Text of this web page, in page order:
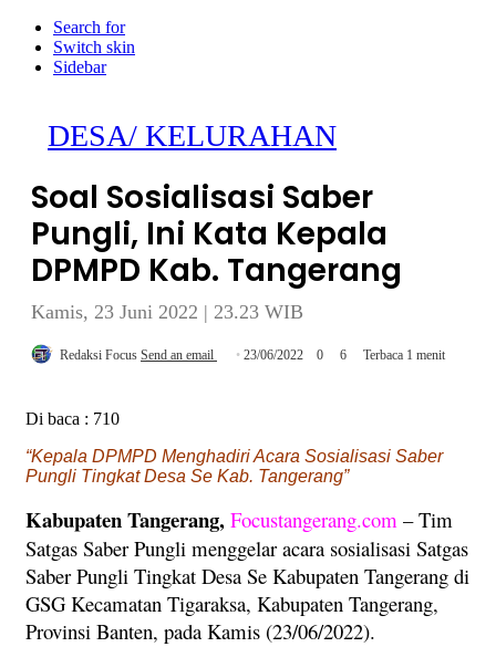
Search for
Switch skin
Sidebar
DESA/ KELURAHAN
Soal Sosialisasi Saber
Pungli, Ini Kata Kepala
DPMPD Kab. Tangerang
Kamis, 23 Juni 2022 | 23.23 WIB
Redaksi Focus Send an email 23/06/2022 0 6 Terbaca 1 menit
Di baca : 710
“Kepala DPMPD Menghadiri Acara Sosialisasi Saber
Pungli Tingkat Desa Se Kab. Tangerang”
Kabupaten Tangerang, Focustangerang.com – Tim
Satgas Saber Pungli menggelar acara sosialisasi Satgas
Saber Pungli Tingkat Desa Se Kabupaten Tangerang di
GSG Kecamatan Tigaraksa, Kabupaten Tangerang,
Provinsi Banten, pada Kamis (23/06/2022).